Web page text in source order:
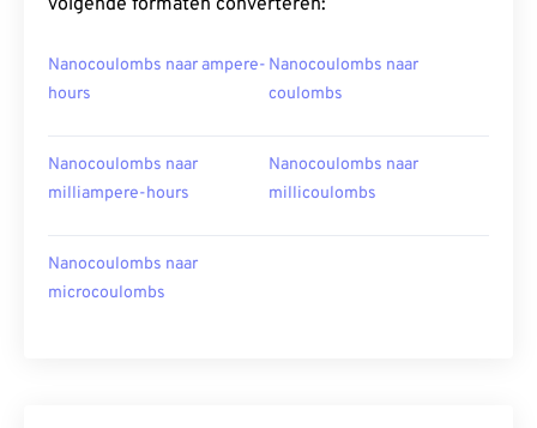
volgende formaten converteren:
Nanocoulombs naar ampere-
hours
Nanocoulombs naar
coulombs
Nanocoulombs naar
milliampere-hours
Nanocoulombs naar
millicoulombs
Nanocoulombs naar
microcoulombs